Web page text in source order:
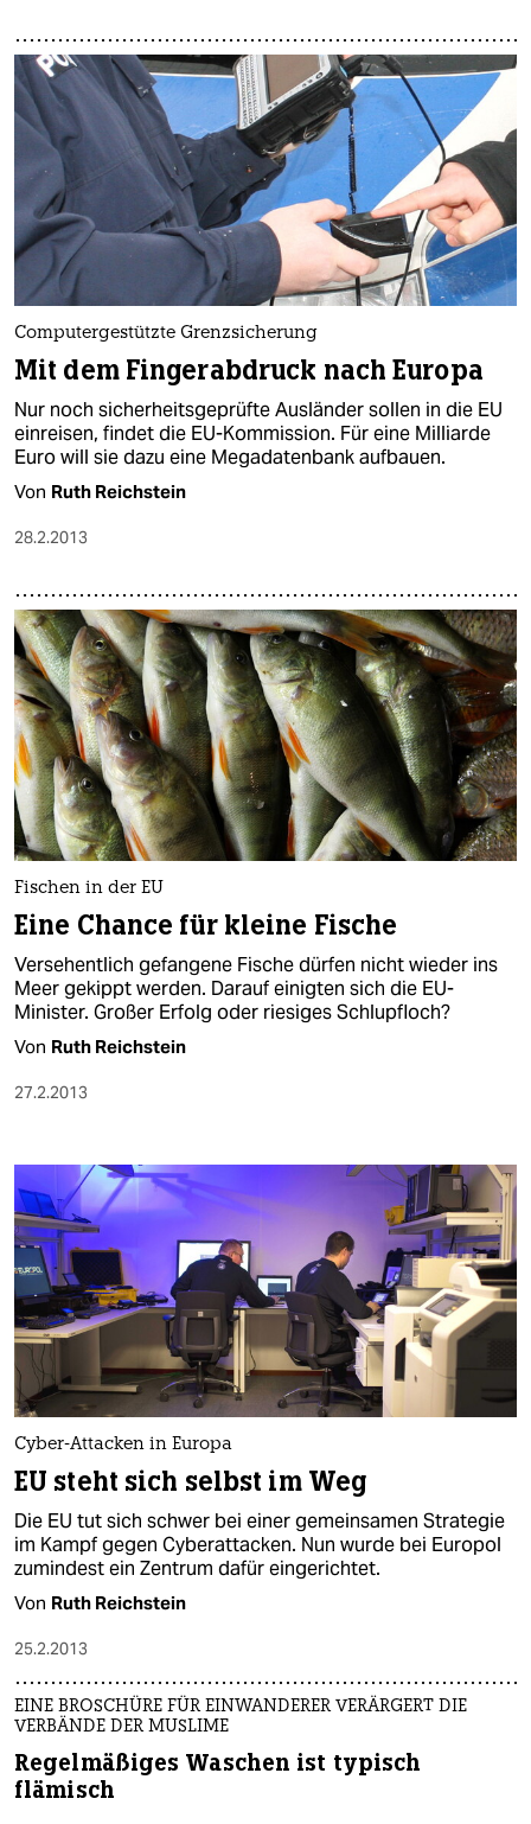
Computergestützte Grenzsicherung
Mit dem Fingerabdruck nach Europa
Nur noch sicherheitsgeprüfte Ausländer sollen in die EU
einreisen, findet die EU-Kommission. Für eine Milliarde
Euro will sie dazu eine Megadatenbank aufbauen.
Von Ruth Reichstein
28.2.2013
Fischen in der EU
Eine Chance für kleine Fische
Versehentlich gefangene Fische dürfen nicht wieder ins
Meer gekippt werden. Darauf einigten sich die EU-
Minister. Großer Erfolg oder riesiges Schlupfloch?
Von Ruth Reichstein
27.2.2013
Cyber-Attacken in Europa
EU steht sich selbst im Weg
Die EU tut sich schwer bei einer gemeinsamen Strategie
im Kampf gegen Cyberattacken. Nun wurde bei Europol
zumindest ein Zentrum dafür eingerichtet.
Von Ruth Reichstein
25.2.2013
EINE BROSCHÜRE FÜR EINWANDERER VERÄRGERT DIE
VERBÄNDE DER MUSLIME
Regelmäßiges Waschen ist typisch
flämisch